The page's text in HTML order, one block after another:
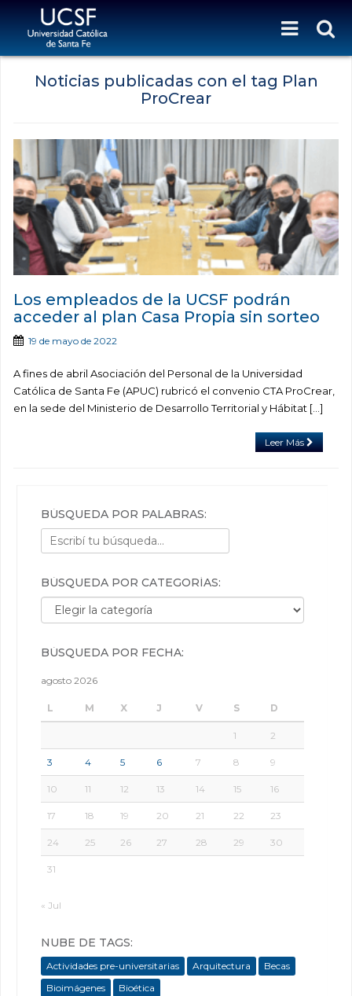
Noticias publicadas con el tag Plan
ProCrear
Los empleados de la UCSF podrán
acceder al plan Casa Propia sin sorteo
19 de mayo de 2022
A fines de abril Asociación del Personal de la Universidad
Católica de Santa Fe (APUC) rubricó el convenio CTA ProCrear,
en la sede del Ministerio de Desarrollo Territorial y Hábitat […]
Leer Más
BÚSQUEDA POR PALABRAS:
BÚSQUEDA POR CATEGORÍAS:
Búsqueda por categorías:
BÚSQUEDA POR FECHA:
agosto 2026
L M X J V S D
1 2
3 4 5 6 7 8 9
10 11 12 13 14 15 16
17 18 19 20 21 22 23
24 25 26 27 28 29 30
31
« Jul
NUBE DE TAGS:
Actividades pre-universitarias Arquitectura
Becas
Bioimágenes
Bioética